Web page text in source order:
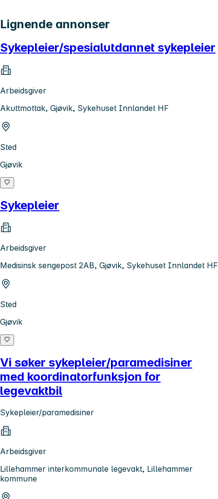
Lignende annonser
Sykepleier/spesialutdannet sykepleier
Arbeidsgiver
Akuttmottak, Gjøvik, Sykehuset Innlandet HF
Sted
Gjøvik
Sykepleier
Arbeidsgiver
Medisinsk sengepost 2AB, Gjøvik, Sykehuset Innlandet HF
Sted
Gjøvik
Vi søker sykepleier/paramedisiner
med koordinatorfunksjon for
legevaktbil
Sykepleier/paramedisiner
Arbeidsgiver
Lillehammer interkommunale legevakt, Lillehammer
kommune